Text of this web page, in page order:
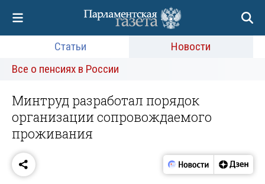
Статьи
Новости
Все о пенсиях в России
Минтруд разработал порядок
организации сопровождаемого
проживания